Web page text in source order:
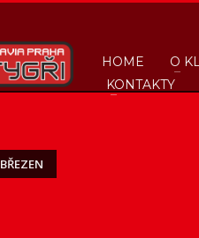
HOME O
KONTAKTY
BŘEZEN